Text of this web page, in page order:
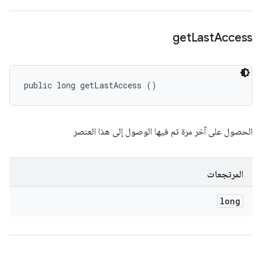
getLastAccess
public long getLastAccess ()
الحصول على آخر مرة تم فيها الوصول إلى هذا العنصر
المرتجعات
long